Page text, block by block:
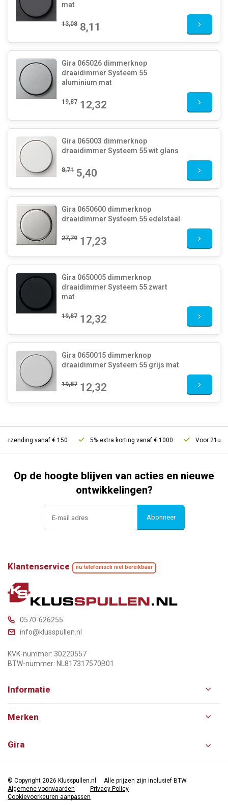
mat
13,08 8,11
Gira 065026 dimmerknop
draaidimmer Systeem 55
aluminium mat
19,87 12,32
Gira 065003 dimmerknop
draaidimmer Systeem 55 wit glans
8,71 5,40
Gira 0650600 dimmerknop
draaidimmer Systeem 55 edelstaal
27,79 17,23
Gira 0650005 dimmerknop
draaidimmer Systeem 55 zwart
mat
19,87 12,32
Gira 0650015 dimmerknop
draaidimmer Systeem 55 grijs mat
19,87 12,32
vanaf € 150 5% extra korting vanaf € 1000 Voor 21u
Op de hoogte blijven van acties en nieuwe
ontwikkelingen?
Abonneer
Klantenservice nu telefonisch niet bereikbaar
0570-626255
info@klusspullen.nl
KVK-nummer: 30220557
BTW-nummer: NL817317570B01
Informatie
Merken
Gira
© Copyright 2026 Klusspullen.nl
Alle prijzen zijn inclusief BTW.
Algemene voorwaarden
Privacy Policy
Cookievoorkeuren aanpassen